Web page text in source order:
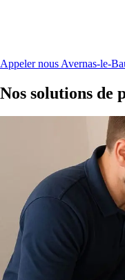
Appeler nous Avernas-le-
Nos solutions de